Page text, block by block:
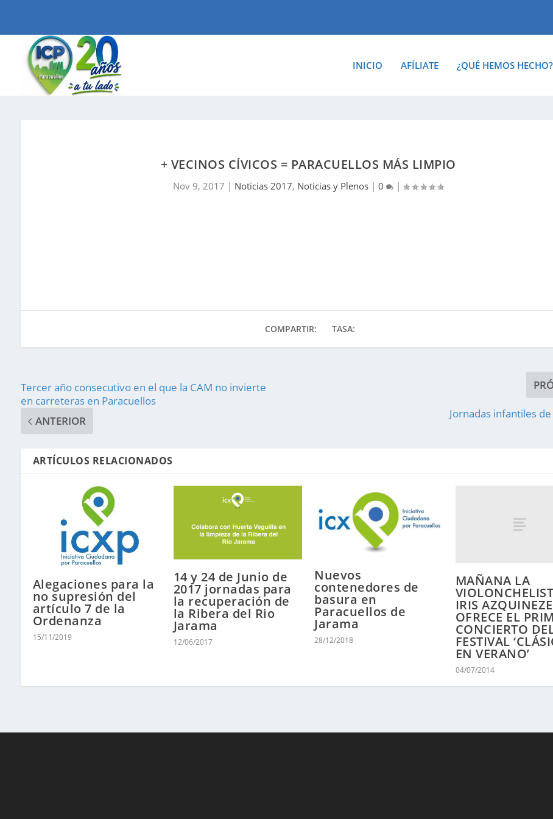
INICIO AFÍLIATE ¿QUÉ HEMOS HECHO?
+ VECINOS CÍVICOS = PARACUELLOS MÁS LIMPIO
Nov 9, 2017 | Noticias 2017, Noticias y Plenos |0 |
COMPARTIR: TASA:
Tercer año consecutivo en el que la CAM no invierte
en carreteras en Paracuellos
ANTERIOR
Jornadas infantiles
ARTÍCULOS RELACIONADOS
Alegaciones para la
no supresión del
artículo 7 de la
Ordenanza
15/11/2019
14 y 24 de Junio de
2017 jornadas para
la recuperación de
la Ribera del Rio
Jarama
12/06/2017
Nuevos
contenedores de
basura en
Paracuellos de
Jarama
28/12/2018
MAÑANA LA
IRIS
OFRECE EL
CONCIERTO
FESTIVAL
EN VERANO’
04/07/2014